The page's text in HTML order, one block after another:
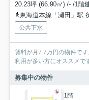
20.23坪 (66.90㎡) /- /1階
東海道本線「瀬田」駅
公共下水
賃料が月7.7万円の物件で
利用が多い方にオススメで
募集中の物件
1階